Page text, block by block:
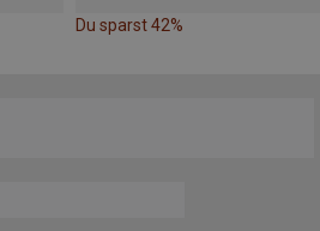
Du sparst 42%